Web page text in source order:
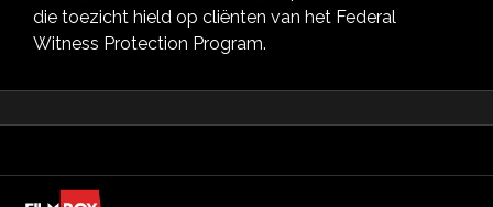
die toezicht hield op cliënten van het Federal
Witness Protection Program.